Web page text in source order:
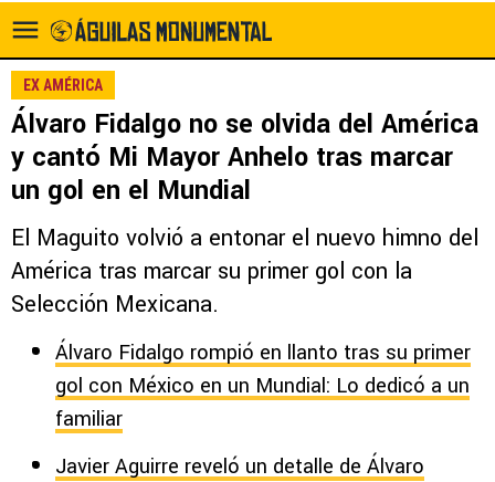
EX AMÉRICA
Álvaro Fidalgo no se olvida del América
y cantó Mi Mayor Anhelo tras marcar
un gol en el Mundial
El Maguito volvió a entonar el nuevo himno del
América tras marcar su primer gol con la
Selección Mexicana.
Álvaro Fidalgo rompió en llanto tras su primer
gol con México en un Mundial: Lo dedicó a un
familiar
Javier Aguirre reveló un detalle de Álvaro